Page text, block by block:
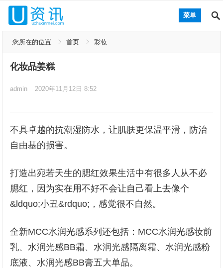
菜单
您所在的位置 首页 彩妆
化妆品姜糕
admin 2020年11月12日 8:52
不具卓越的抗潮湿防水，让肌肤更保温平滑，防治
自由基的损害。
打造出宛若天生的腮红效果生活中有很多人从不必
腮红，因为实在用不好不会让自己看上去像个
&ldquo;小丑&rdquo;，感觉很不自然。
全新MCC水润光感系列还包括：MCC水润光感妆前
乳、水润光感BB霜、水润光感隔离霜、水润光感粉
底液、水润光感BB膏五大单品。